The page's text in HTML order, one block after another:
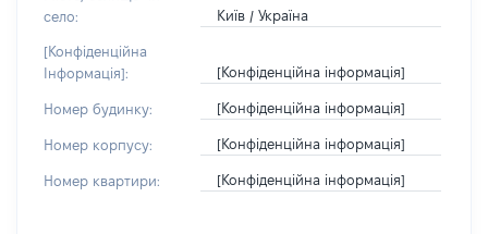
село:
Київ / Україна
[Конфіденційна
Інформація]:
[Конфіденційна інформація]
Номер будинку: [Конфіденційна інформація]
Номер корпусу: [Конфіденційна інформація]
Номер квартири: [Конфіденційна інформація]